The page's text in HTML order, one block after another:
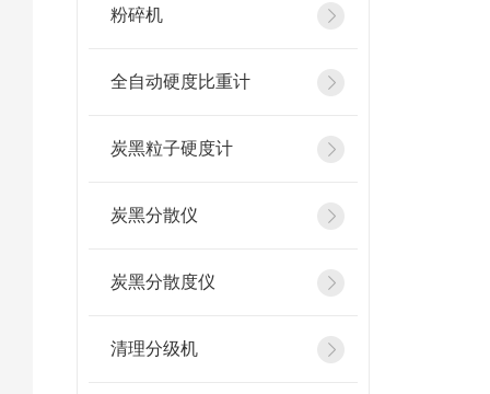
粉碎机
全自动硬度比重计
炭黑粒子硬度计
炭黑分散仪
炭黑分散度仪
清理分级机